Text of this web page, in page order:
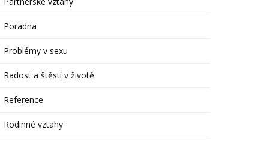
Poradna
Problémy v sexu
Radost a štěstí v životě
Reference
Rodinné vztahy